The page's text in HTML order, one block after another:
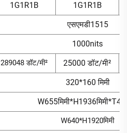
1G1R1B 1G1R1B
एसएमडी1515
1000nits
289048 डॉट/मी² 25000 डॉट/मी²
320*160 मिमी
W640*H1920मिमी